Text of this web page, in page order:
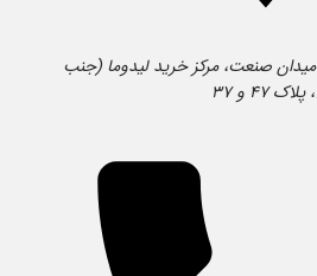
صنعت، مرکز خرید لیدوما (جنب
۴۷ و ۳۷